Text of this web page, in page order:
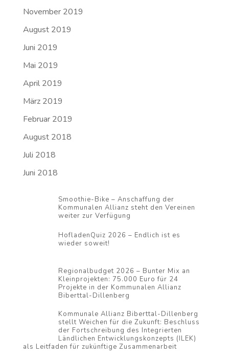
November 2019
August 2019
Juni 2019
Mai 2019
April 2019
März 2019
Februar 2019
August 2018
Juli 2018
Juni 2018
Smoothie-Bike – Anschaffung der
Kommunalen Allianz steht den Vereinen
weiter zur Verfügung
HofladenQuiz 2026 – Endlich ist es
wieder soweit!
Regionalbudget 2026 – Bunter Mix an
Kleinprojekten: 75.000 Euro für 24
Projekte in der Kommunalen Allianz
Biberttal-Dillenberg
Kommunale Allianz Biberttal-Dillenberg
stellt Weichen für die Zukunft: Beschluss
der Fortschreibung des Integrierten
Ländlichen Entwicklungskonzepts (ILEK)
als Leitfaden für zukünftige Zusammenarbeit